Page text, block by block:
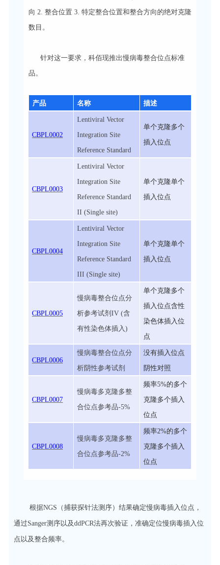
向 2. 整合位置 3. 特定整合位置和整合方向的绝对克隆
数目。
针对这一要求，科佰现推出慢病毒整合位点标准
品。
产品 名称 描述
CBPL0002
Lentiviral Vector
Integration Site
Reference Standard
单个克隆多个
插入位点
CBPL0003
Lentiviral Vector
Integration Site
Reference Standard
II (Single site)
单个克隆单个
插入位点
CBPL0004
Lentiviral Vector
Integration Site
Reference Standard
III (Single site)
单个克隆单个
插入位点
CBPL0005
慢病毒整合位点分
析参考试剂IV (含
有性染色体插入)
单个克隆多个
插入位点含性
染色体插入位
点
CBPL0006
慢病毒整合位点分
析阴性参考试剂
没有插入位点
阴性对照
CBPL0007
慢病毒多克隆多整
合位点参考品-5%
频率5%的多个
克隆多个插入
位点
CBPL0008
慢病毒多克隆多整
合位点参考品-2%
频率2%的多个
克隆多个插入
位点
根据NGS（捕获探针法测序）结果确定慢病毒插入位点，
通过Sanger测序以及ddPCR法再次验证，准确定位慢病毒插入位
点以及整合频率。